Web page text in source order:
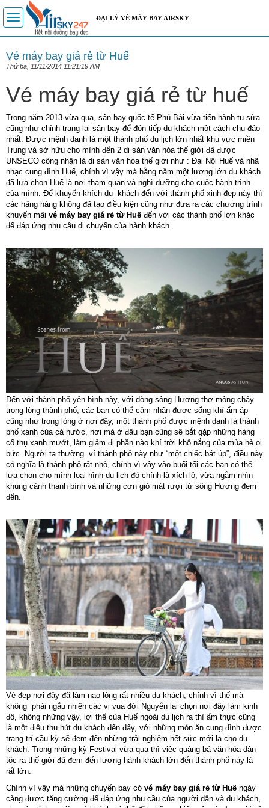
Toggle
navigation
ĐẠI LÝ VÉ MÁY BAY AIRSKY
Vé máy bay giá rẻ từ Huế
Thứ ba, 11/11/2014 11:21:19 AM
Vé máy bay giá rẻ từ huế
Trong năm 2013 vừa qua, sân bay quốc tế Phú Bài vừa tiến hành tu sửa
cũng như chỉnh trang lại sân bay để đón tiếp du khách một cách chu đáo
nhất. Được mệnh danh là một thành phố du lịch lớn nhất khu vực miền
Trung và sở hữu cho mình đến 2 di sản văn hóa thế giới đã được
UNSECO công nhận là di sản văn hóa thế giới như : Đại Nội Huế và nhã
nhạc cung đình Huế, chính vì vậy mà hằng năm một lượng lớn du khách
đã lựa chọn Huế là nơi tham quan và nghĩ dưỡng cho cuộc hành trình
của mình. Để khuyến khích du khách đến với thành phố xinh đẹp này thì
các hãng hàng không đã tạo điều kiện cũng như đưa ra các chương trình
khuyến mãi vé máy bay giá rẻ từ Huế đến với các thành phố lớn khác
để đáp ứng nhu cầu di chuyển của hành khách.
Đến với thành phố yên bình này, với dòng sông Hương thơ mộng chảy
trong lòng thành phố, các bạn có thể cảm nhận được sống khí ấm áp
cũng như trong lòng ở nơi đây, một thành phố được mệnh danh là thành
phố xanh của cả nước, nơi mà ở đâu bạn cũng sẽ bắt gặp những hàng
cổ thụ xanh mướt, làm giảm đi phần nào khí trời khô nắng của mùa hè oi
bức. Người ta thường ví thành phố này như “một chiếc bát úp”, điều này
có nghĩa là thành phố rất nhỏ, chính vì vậy vào buổi tối các bạn có thể
lựa chọn cho mình loại hình du lịch đó chính là xích lô, vừa ngắm nhìn
khung cảnh thanh bình và những cơn gió mát rượi từ sông Hương đem
đến.
Vẻ đẹp nơi đây đã làm nao lòng rất nhiều du khách, chính vì thế mà
không phải ngẫu nhiên các vị vua đời Nguyễn lại chọn nơi đây làm kinh
đô, không những vậy, lợi thế của Huế ngoài du lịch ra thì ẩm thực cũng
là một điều thu hút du khách đến đấy, với những món ăn cung đình được
trang trí cầu kỳ sẽ đem đến những trải nghiệm hết sức mới lạ cho du
khách. Trong những kỳ Festival vừa qua thì việc quảng bá văn hóa dân
tộc ra thế giới đã đem đến lượng hành khách lớn đến thành phố này là
rất lớn.
Chính vì vậy mà những chuyến bay có vé máy bay giá rẻ từ Huế ngày
càng được tăng cường để đáp ứng nhu cầu của người dân và du khách,